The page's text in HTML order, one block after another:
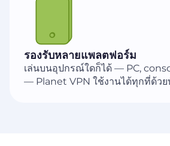
รองรับหลายแพลตฟอร์ม
เล่นบนอุปกรณ์ใดก็ได้ — PC,
— Planet VPN ใช้งานได้ทุกที่ด้วย